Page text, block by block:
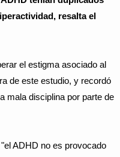
resalta el
el estigma asociado al
de este estudio, y recordó
mala disciplina por parte de
ADHD no es provocado